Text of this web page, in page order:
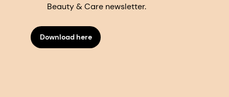
Beauty & Care newsletter.
Download here